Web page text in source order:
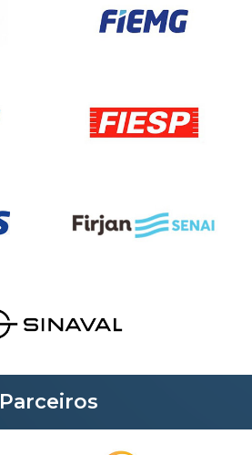
Parceiros